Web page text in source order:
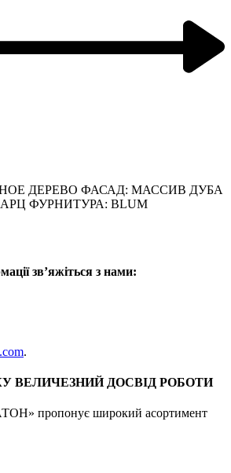
ДЕРЕВО ФАСАД: МАССИВ ДУБА
ФУРНИТУРА: BLUM
зв’яжіться з нами:
.
ВЕЛИЧЕЗНИЙ ДОСВІД РОБОТИ
пропонує широкий асортимент